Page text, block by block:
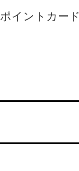
ポイントカード